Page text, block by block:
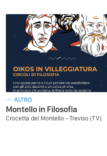
ALTRO
Montello in Filosofia
Crocetta del Montello - Treviso (TV)